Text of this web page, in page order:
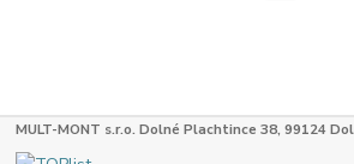
MULT-MONT s.r.o. Dolné Plachtince 38, 99124